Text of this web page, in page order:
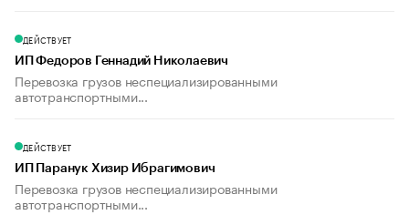
ДЕЙСТВУЕТ
ИП Федоров Геннадий Николаевич
Перевозка грузов неспециализированными
автотранспортными...
ДЕЙСТВУЕТ
ИП Паранук Хизир Ибрагимович
Перевозка грузов неспециализированными
автотранспортными...